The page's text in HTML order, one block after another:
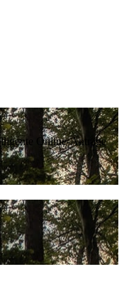
Online-Anträge